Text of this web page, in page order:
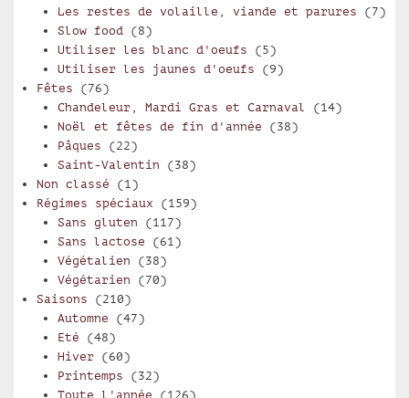
Les restes de volaille, viande et parures (7)
Slow food (8)
Utiliser les blanc d'oeufs (5)
Utiliser les jaunes d'oeufs (9)
Fêtes (76)
Chandeleur, Mardi Gras et Carnaval (14)
Noël et fêtes de fin d'année (38)
Pâques (22)
Saint-Valentin (38)
Non classé (1)
Régimes spéciaux (159)
Sans gluten (117)
Sans lactose (61)
Végétalien (38)
Végétarien (70)
Saisons (210)
Automne (47)
Eté (48)
Hiver(60)
Printemps (32)
Toute l'année (126)